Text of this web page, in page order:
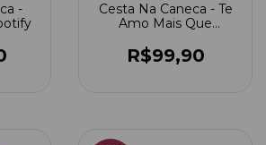
-
Cesta Na Caneca - Te
Amo Mais Que
R$99,90